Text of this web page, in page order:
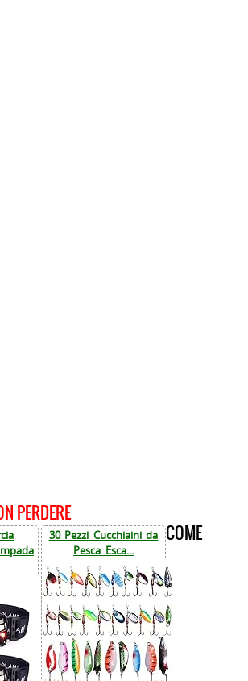
PERDERE
30 Pezzi Cucchiaini da
Pesca Esca...
COME